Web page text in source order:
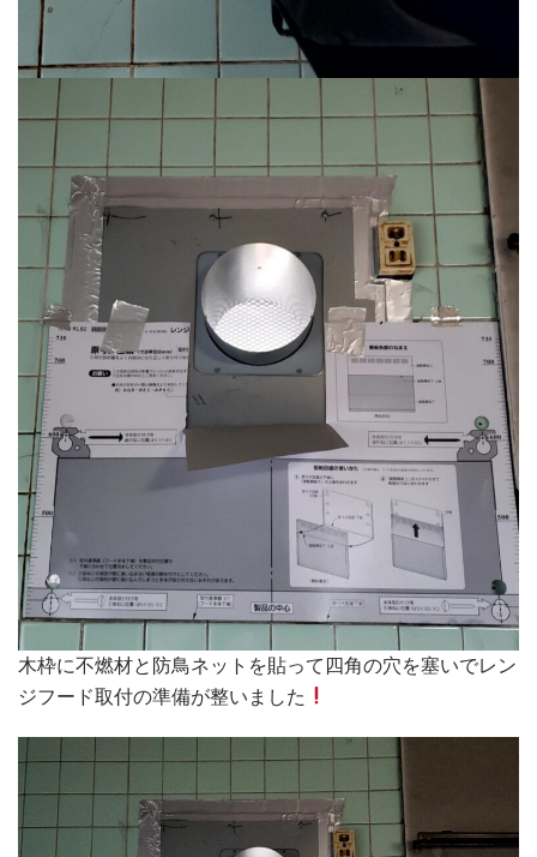
木枠に不燃材と防鳥ネットを貼って四角の穴を塞いでレン
ジフード取付の準備が整いました